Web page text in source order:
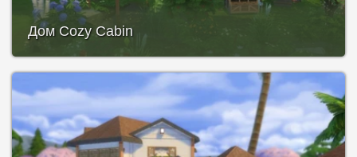
Дом Cozy Cabin